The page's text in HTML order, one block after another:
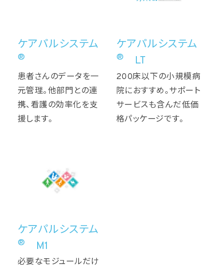
ケアパルシステム
®
患者さんのデータを⼀
元管理。他部⾨との連
携、看護の効率化を⽀
援します。
ケアパルシステム
® LT
200床以下の⼩規模病
院におすすめ。サポート
サービスも含んだ低価
格パッケージです。
ケアパルシステム
® M1
必要なモジュールだけ